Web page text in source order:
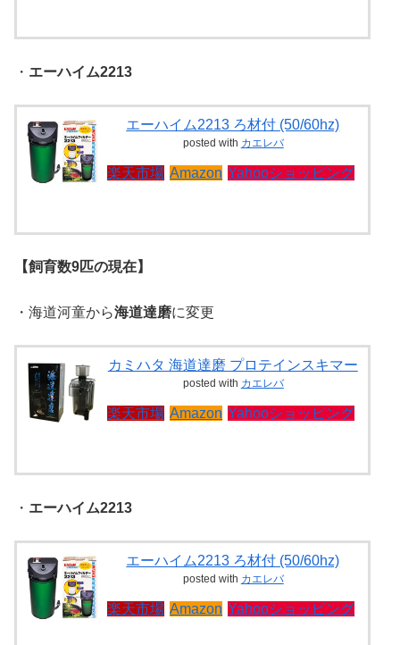
・ エーハイム2213
エーハイム2213 ろ材付 (50/60hz)
posted with カエレバ
楽天市場 Amazon Yahooショッピング
【飼育数9匹の現在】
・海道河童から海道達磨に変更
カミハタ 海道達磨 プロテインスキマー
posted with カエレバ
楽天市場 Amazon Yahooショッピング
・ エーハイム2213
エーハイム2213 ろ材付 (50/60hz)
posted with カエレバ
楽天市場 Amazon Yahooショッピング